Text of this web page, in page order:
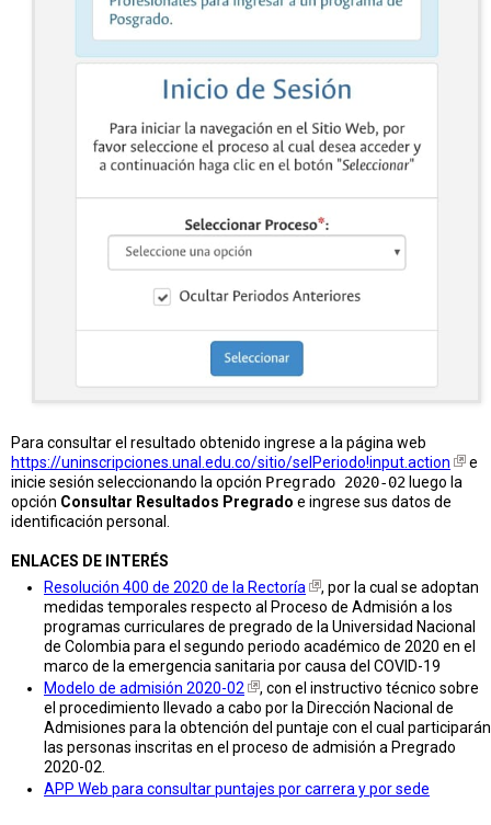
Para consultar el resultado obtenido ingrese a la página web
https://uninscripciones.unal.edu.co/sitio/selPeriodo!input.action
e
inicie sesión seleccionando la opción Pregrado 2020-02 luego la
opción Consultar Resultados Pregrado e ingrese sus datos de
identificación personal.
ENLACES DE INTERÉS
Resolución 400 de 2020 de la Rectoría
, por la cual se adoptan
medidas temporales respecto al Proceso de Admisión a los
programas curriculares de pregrado de la Universidad Nacional
de Colombia para el segundo periodo académico de 2020 en el
marco de la emergencia sanitaria por causa del COVID-19
Modelo de admisión 2020-02
, con el instructivo técnico sobre
el procedimiento llevado a cabo por la Dirección Nacional de
Admisiones para la obtención del puntaje con el cual participarán
las personas inscritas en el proceso de admisión a Pregrado
2020-02.
APP Web para consultar puntajes por carrera y por sede